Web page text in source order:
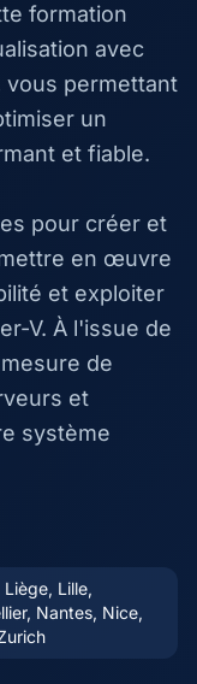
formation
avec
vous permettant
un
et fiable.
pour créer et
en œuvre
et exploiter
V. À l'issue de
de
et
système
Lille,
Nantes, Nice,